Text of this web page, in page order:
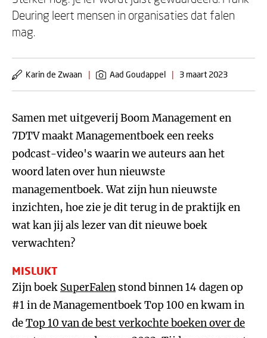
Deuring leert mensen in organisaties dat falen
mag.
Karin de Zwaan | Aad Goudappel | 3 maart 2023
Samen met uitgeverij Boom Management en
7DTV maakt Managementboek een reeks
podcast-video's waarin we auteurs aan het
woord laten over hun nieuwste
managementboek. Wat zijn hun nieuwste
inzichten, hoe zie je dit terug in de praktijk en
wat kan jij als lezer van dit nieuwe boek
verwachten?
MISLUKT
Zijn boek SuperFalen stond binnen 14 dagen op
#1 in de Managementboek Top 100 en kwam in
deTop 10 van de best verkochte boeken over de